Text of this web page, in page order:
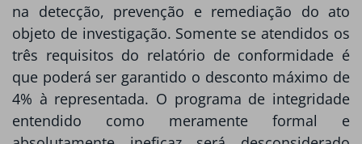
na detecção, prevenção e remediação do ato
objeto de investigação. Somente se atendidos os
três requisitos do relatório de conformidade é
que poderá ser garantido o desconto máximo de
4% à representada. O programa de integridade
entendido como meramente formal e